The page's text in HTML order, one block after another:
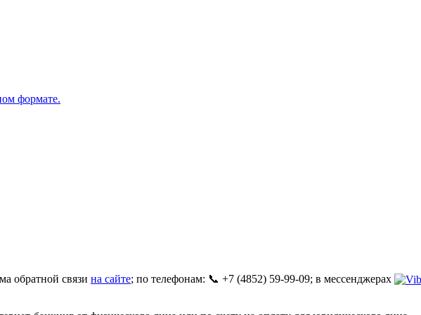
формате.
обратной связи на сайте; по телефонам: 📞 +7 (4852) 59-99-09; в мессенджерах